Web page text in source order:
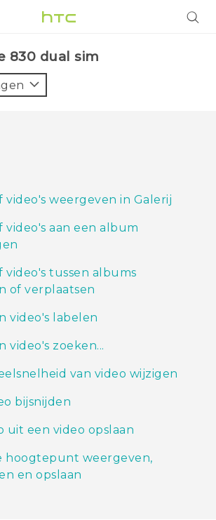
& -accessoires
830 dual sim‎
video's weergeven in Galerij
video's aan een album
video's tussen albums
of verplaatsen
video's labelen
video's zoeken...
van video wijzigen
bijsnijden
uit een video opslaan
hoogtepunt weergeven,
en opslaan